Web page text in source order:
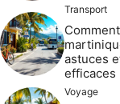
Transport
astuces
efficaces
Voyage